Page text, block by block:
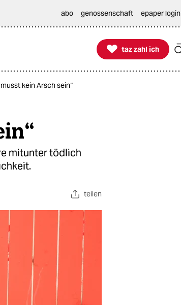
abo genossenschaft epaper login

taz zahl ich
taz zahl ich
kein Arsch sein“
mitunter tödlich
teilen